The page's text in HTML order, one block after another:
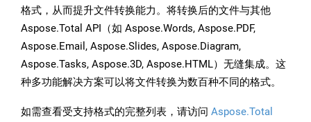
格式，从而提升文件转换能力。将转换后的文件与其他
Aspose.Total API（如 Aspose.Words, Aspose.PDF,
Aspose.Email, Aspose.Slides, Aspose.Diagram,
Aspose.Tasks, Aspose.3D, Aspose.HTML）无缝集成。这
种多功能解决方案可以将文件转换为数百种不同的格式。
如需查看受支持格式的完整列表，请访问 Aspose.Total